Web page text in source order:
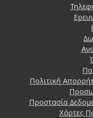
Πολιτική
Προστασία
Χάρτες